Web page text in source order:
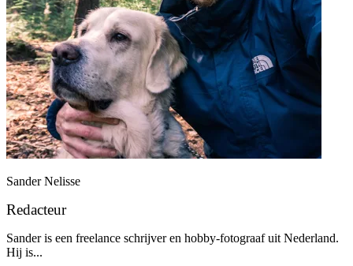
Sander Nelisse
Redacteur
Sander is een freelance schrijver en hobby-fotograaf uit Nederland.
Hij is...